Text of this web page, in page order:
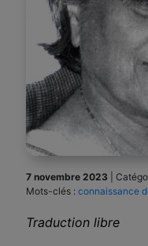
7 novembre 2023
Mots-clés : connaissance
Traduction libre